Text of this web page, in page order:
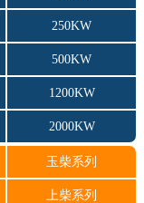
250KW
500KW
1200KW
2000KW
玉柴系列
上柴系列